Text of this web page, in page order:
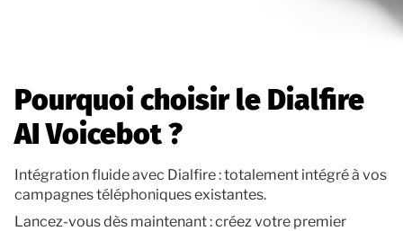
Pourquoi choisir le Dialfire
AI Voicebot ?
Intégration fluide avec Dialfire : totalement intégré à vos
campagnes téléphoniques existantes.
Lancez-vous dès maintenant : créez votre premier